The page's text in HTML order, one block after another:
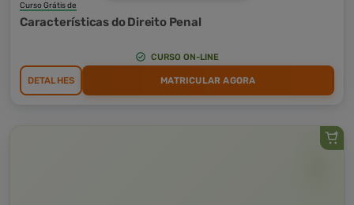
Curso Grátis de
Características do Direito Penal
CURSO ON-LINE
DETALHES MATRICULAR AGORA